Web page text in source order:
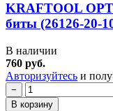
KRAFTOOL
биты (26126-20-
В наличии
760 руб.
Авторизуйтесь и
−
В корзину